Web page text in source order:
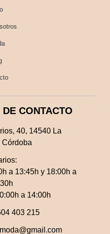
CONTACTO
40, 14540 La
Córdoba
a 13:45h y 18:00h a
a 14:00h
403 215